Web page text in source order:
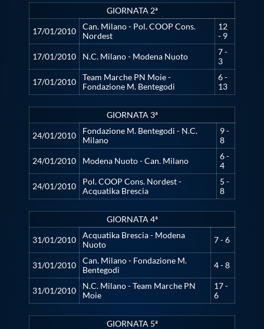
Formazione
Scuole Nuoto
Propaganda
Centri Federali
Area Legislativa
Protezione Civile
Qualità
Sostenibilità
GIORNATA 2ª
17/01/2010
Can. Milano - Pol. COOP Cons.
Nordest
12
- 9
17/01/2010 N.C. Milano - Modena Nuoto
7 -
3
17/01/2010
Team Marche PN Moie -
Fondazione M. Bentegodi
6 -
13
GIORNATA 3ª
24/01/2010
Fondazione M. Bentegodi - N.C.
Milano
9 -
8
24/01/2010 Modena Nuoto - Can. Milano
6 -
4
24/01/2010
Pol. COOP Cons. Nordest -
Acquatika Brescia
5 -
8
GIORNATA 4ª
31/01/2010
Acquatika Brescia - Modena
Nuoto
7 - 6
31/01/2010
Can. Milano - Fondazione M.
Bentegodi
4 - 8
31/01/2010
N.C. Milano - Team Marche PN
Moie
17 -
6
GIORNATA 5ª